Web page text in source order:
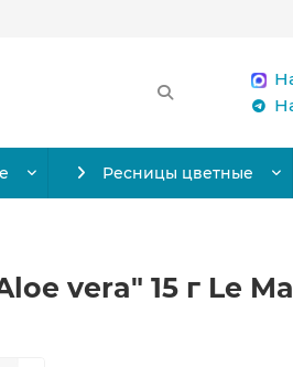
Ресницы цветные
vera" 15 г Le